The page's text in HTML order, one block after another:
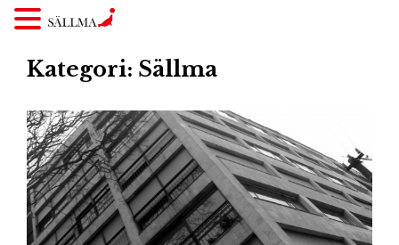
Kategori: Sällma